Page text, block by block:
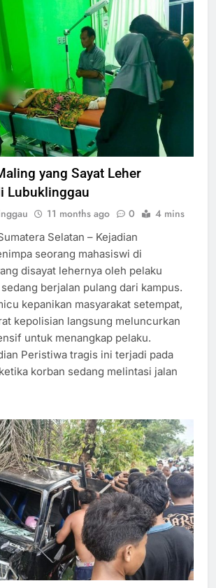
yang Sayat Leher
Lubuklinggau
11 months ago 0 4 mins
Selatan – Kejadian
seorang mahasiswi di
disayat lehernya oleh pelaku
berjalan pulang dari kampus.
kepanikan masyarakat setempat,
kepolisian langsung meluncurkan
untuk menangkap pelaku.
Peristiwa tragis ini terjadi pada
korban sedang melintasi jalan